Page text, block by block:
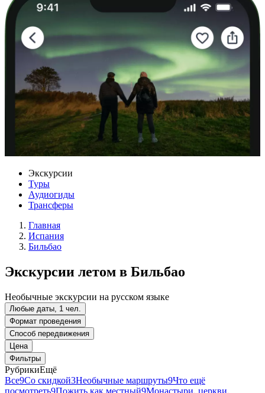
Экскурсии
Туры
Аудиогиды
Трансферы
Главная
Испания
Бильбао
Экскурсии летом в Бильбао
Необычные экскурсии на русском языке
Любые даты, 1 чел.
Формат проведения
Способ передвижения
Цена
Фильтры
РубрикиЕщё
Все9Со скидкой3Необычные маршруты9Что ещё
посмотреть9Пожить как местный9Монастыри, церкви,